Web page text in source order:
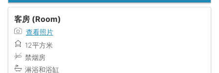
客房 (Room)
查看照片
12平方米
禁烟房
淋浴和浴缸